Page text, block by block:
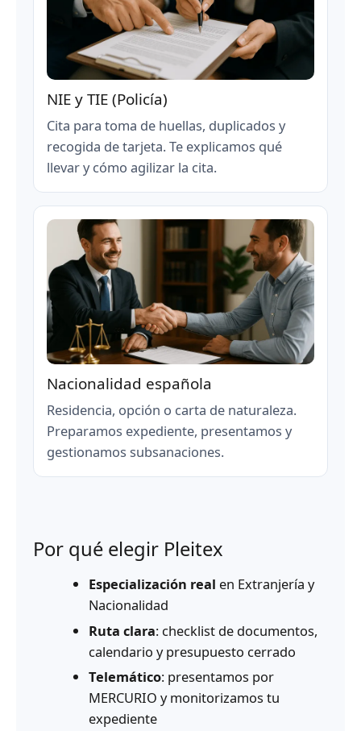
NIE y TIE (Policía)
Cita para toma de huellas, duplicados y
recogida de tarjeta. Te explicamos qué
llevar y cómo agilizar la cita.
Nacionalidad española
Residencia, opción o carta de naturaleza.
Preparamos expediente, presentamos y
gestionamos subsanaciones.
Por qué elegir Pleitex
Especialización real en Extranjería y
Nacionalidad
Ruta clara: checklist de documentos,
calendario y presupuesto cerrado
Telemático: presentamos por
MERCURIO y monitorizamos tu
expediente